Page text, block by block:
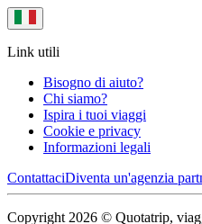
Link utili
Bisogno di aiuto?
Chi siamo?
Ispira i tuoi viaggi
Cookie e privacy
Informazioni legali
ContattaciDiventa un'agenzia
Copyright 2026 © Quotatrip,